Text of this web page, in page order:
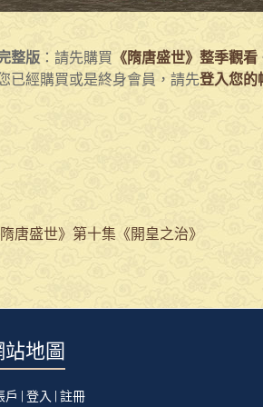
整版 ：請先購買 《隋唐盛世》整季觀看
已經購買或是終身會員，請先登入您的
隋唐盛世》第十集《開皇之治》
站地圖
戶 | 登入 | 註冊